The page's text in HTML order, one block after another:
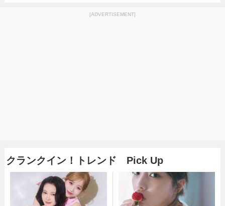
[ADVERTISEMENT]
クランクイン！トレンド Pick Up